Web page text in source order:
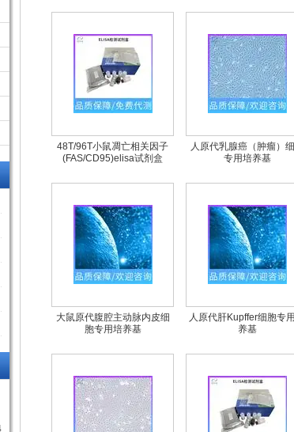
48T/96T小鼠凋亡相关因子
(FAS/CD95)elisa试剂盒
人原代乳腺癌（肿瘤）
专用培养基
大鼠原代腹腔主动脉内皮细
胞专用培养基
人原代肝Kupffer细胞专
养基